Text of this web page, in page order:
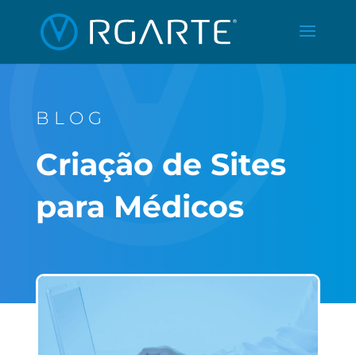
BLOG
Criação de Sites
para Médicos